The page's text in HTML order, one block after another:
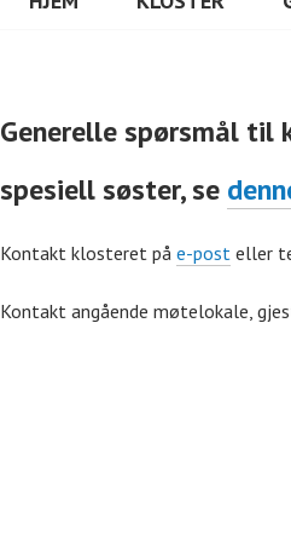
Generelle spørsmål til
spesiell søster, se
Kontakt klosteret på e-post eller
Kontakt angående møtelokale,